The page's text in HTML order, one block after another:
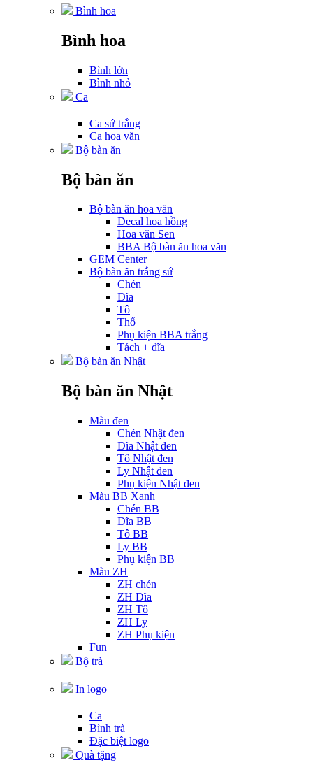
Bình hoa
Bình hoa
Bình lớn
Bình nhỏ
Ca
Ca sứ trắng
Ca hoa văn
Bộ bàn ăn
Bộ bàn ăn
Bộ bàn ăn hoa văn
Decal hoa hồng
Hoa văn Sen
BBA Bộ bàn ăn hoa văn
GEM Center
Bộ bàn ăn trắng sứ
Chén
Dĩa
Tô
Thố
Phụ kiện BBA trắng
Tách + dĩa
Bộ bàn ăn Nhật
Bộ bàn ăn Nhật
Màu đen
Chén Nhật đen
Dĩa Nhật đen
Tô Nhật đen
Ly Nhật đen
Phụ kiện Nhật đen
Màu BB Xanh
Chén BB
Dĩa BB
Tô BB
Ly BB
Phụ kiện BB
Màu ZH
ZH chén
ZH Dĩa
ZH Tô
ZH Ly
ZH Phụ kiện
Fun
Bộ trà
In logo
Ca
Bình trà
Đặc biệt logo
Quà tặng